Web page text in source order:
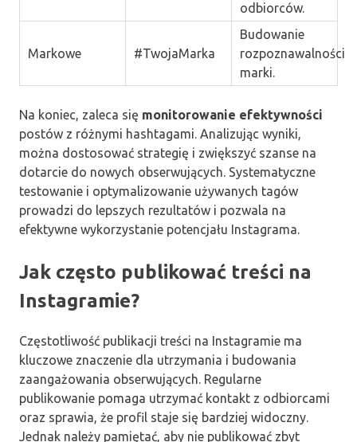
odbiorców.
Markowe #TwojaMarka
Budowanie
rozpoznawalności
marki.
Na koniec, zaleca się monitorowanie efektywności
postów z różnymi hashtagami. Analizując wyniki,
można dostosować strategię i zwiększyć szanse na
dotarcie do nowych obserwujących. Systematyczne
testowanie i optymalizowanie używanych tagów
prowadzi do lepszych rezultatów i pozwala na
efektywne wykorzystanie potencjału Instagrama.
Jak często publikować treści na
Instagramie?
Częstotliwość publikacji treści na Instagramie ma
kluczowe znaczenie dla utrzymania i budowania
zaangażowania obserwujących. Regularne
publikowanie pomaga utrzymać kontakt z odbiorcami
oraz sprawia, że profil staje się bardziej widoczny.
Jednak należy pamiętać, aby nie publikować zbyt